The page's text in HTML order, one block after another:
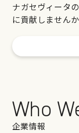
ナガセヴィータ
に貢献しませんか
Who
企業情報